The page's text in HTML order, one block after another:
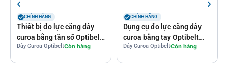
CHÍNH HÃNG
Thiết bị đo lực căng dây
curoa bằng tần số Optibelt
TT
Dây Curoa OptibeltCòn hàng
CHÍNH HÃNG
Dụng cụ đo lực căng dây
curoa bằng tay Optibelt
Optikrik O, I, II, III
Dây Curoa OptibeltCòn hàng